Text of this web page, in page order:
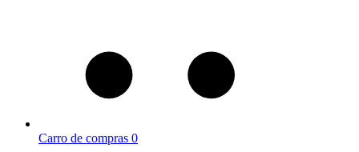
Carro de compras 0